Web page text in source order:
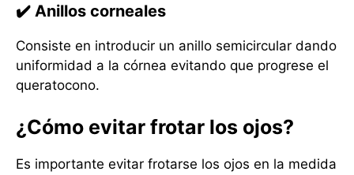
✔️ Anillos corneales
Consiste en introducir un anillo semicircular dando
uniformidad a la córnea evitando que progrese el
queratocono.
¿Cómo evitar frotar los ojos?
Es importante evitar frotarse los ojos en la medida